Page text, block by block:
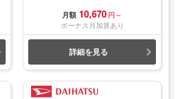
月額 10,670 円～
ボーナス月加算あり
詳細を見る